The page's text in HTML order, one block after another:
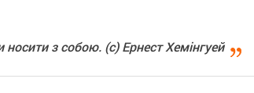
з собою. (с) Ернест Хемінгуей